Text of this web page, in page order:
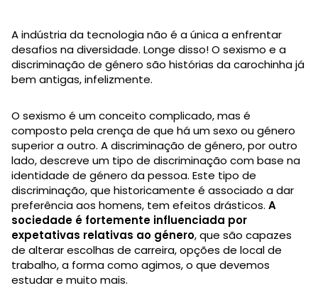
A indústria da tecnologia não é a única a enfrentar
desafios na diversidade. Longe disso! O sexismo e a
discriminação de género são histórias da carochinha já
bem antigas, infelizmente.
O sexismo é um conceito complicado, mas é
composto pela crença de que há um sexo ou género
superior a outro. A discriminação de género, por outro
lado, descreve um tipo de discriminação com base na
identidade de género da pessoa. Este tipo de
discriminação, que historicamente é associado a dar
preferência aos homens, tem efeitos drásticos. A
sociedade é fortemente influenciada por
expetativas relativas ao género, que são capazes
de alterar escolhas de carreira, opções de local de
trabalho, a forma como agimos, o que devemos
estudar e muito mais.